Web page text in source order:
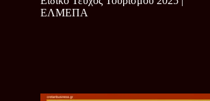
ΕΛΜΕΠΑ